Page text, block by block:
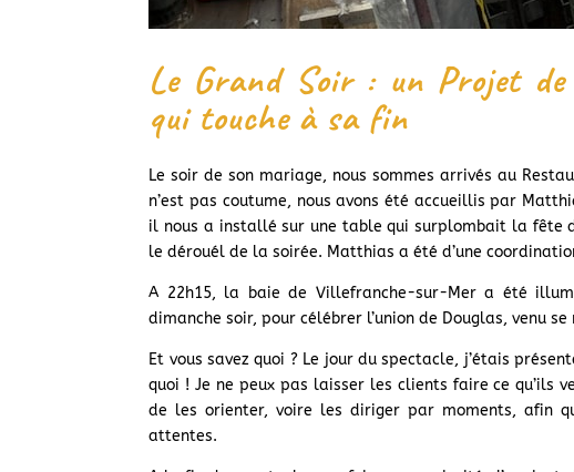
Le Grand Soir : un Projet
qui touche à sa fin
Le soir de son mariage, nous sommes arrivés au
n’est pas coutume, nous avons été accueillis par
il nous a installé sur une table qui surplombait la fête
le dérouél de la soirée. Matthias a été d’une
A 22h15, la baie de Villefranche-sur-Mer a été
dimanche soir, pour célébrer l’union de Douglas, venu
Et vous savez quoi ? Le jour du spectacle, j’étais
quoi ! Je ne peux pas laisser les clients faire ce qu’ils
de les orienter, voire les diriger par moments, afin
attentes.